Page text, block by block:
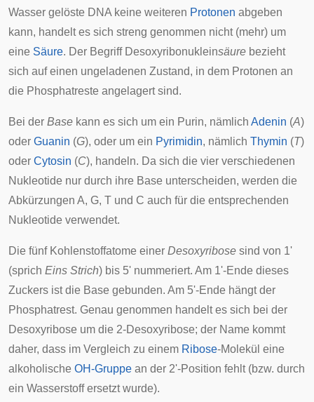
Wasser gelöste DNA keine weiteren Protonen abgeben
kann, handelt es sich streng genommen nicht (mehr) um
eine Säure. Der Begriff Desoxyribonukleinsäure bezieht
sich auf einen ungeladenen Zustand, in dem Protonen an
die Phosphatreste angelagert sind.
Bei der Base kann es sich um ein Purin, nämlich Adenin (A)
oder Guanin (G), oder um ein Pyrimidin, nämlich Thymin (T)
oder Cytosin (C), handeln. Da sich die vier verschiedenen
Nukleotide nur durch ihre Base unterscheiden, werden die
Abkürzungen A, G, T und C auch für die entsprechenden
Nukleotide verwendet.
Die fünf Kohlenstoffatome einer Desoxyribose sind von 1'
(sprich Eins Strich) bis 5' nummeriert. Am 1'-Ende dieses
Zuckers ist die Base gebunden. Am 5'-Ende hängt der
Phosphatrest. Genau genommen handelt es sich bei der
Desoxyribose um die 2-Desoxyribose; der Name kommt
daher, dass im Vergleich zu einem Ribose-Molekül eine
alkoholische OH-Gruppe an der 2'-Position fehlt (bzw. durch
ein Wasserstoff ersetzt wurde).